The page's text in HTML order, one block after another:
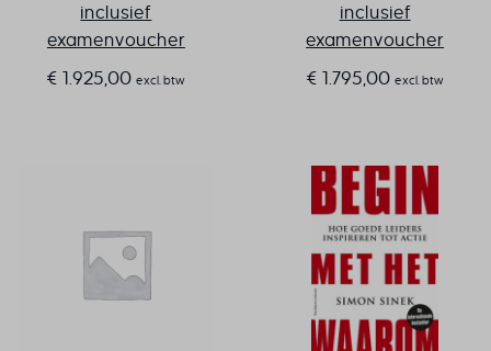
inclusief
examenvoucher
€ 1.925,00 excl. btw
inclusief
examenvoucher
€ 1.795,00 excl. btw